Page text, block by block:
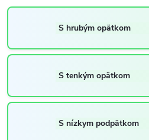
S hrubým opätkom
S tenkým opätkom
S nízkym podpätkom